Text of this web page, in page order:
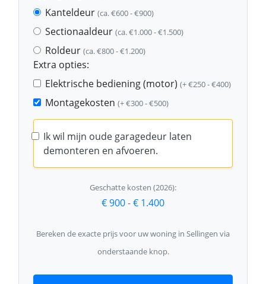
Kanteldeur (ca. €600 - €900)
Sectionaaldeur (ca. €1.000 - €1.500)
Roldeur (ca. €800 - €1.200)
Extra opties:
Elektrische bediening (motor) (+ €250 - €400)
Montagekosten (+ €300 - €500)
Ik wil mijn oude garagedeur laten
demonteren en afvoeren.
Geschatte kosten (2026):
€ 900-€ 1.400
Bereken de exacte prijs voor uw woning in Sellingen via
onderstaande knop.